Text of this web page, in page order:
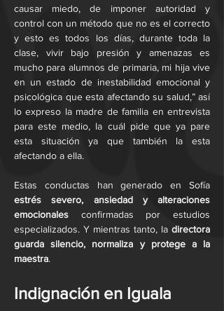
causar miedo, de imponer autoridad y
control con un método que no es el correcto
y esto es todos los días, durante toda la
clase, vivir bajo presión y amenazas es
mucho para alumnos de primaria, mi hija vive
en un estado de inestabilidad emocional y
psicológica que esta afectando su salud,” así
lo expreso la madre de familia en entrevista
para este medio, la cuál pide que ya pare
esta situación ya que también la esta
afectando a ella.
estrés severo, ansiedad y alteraciones
emocionales confirmadas por estudios
especializados. Y mientras tanto, la directora
guarda silencio, normaliza y protege a la
maestra.
Indignación en Iguala